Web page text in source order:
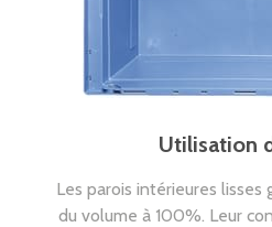
Utilisation
Les parois intérieures
du volume à 100%. Leur